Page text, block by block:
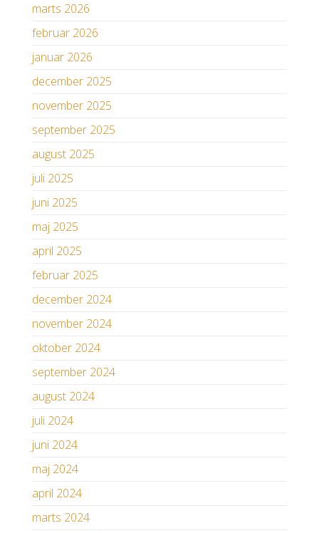
marts 2026
februar 2026
januar 2026
december 2025
november 2025
september 2025
august 2025
juli 2025
juni 2025
maj 2025
april 2025
februar 2025
december 2024
november 2024
oktober 2024
september 2024
august 2024
juli 2024
juni 2024
maj 2024
april 2024
marts 2024